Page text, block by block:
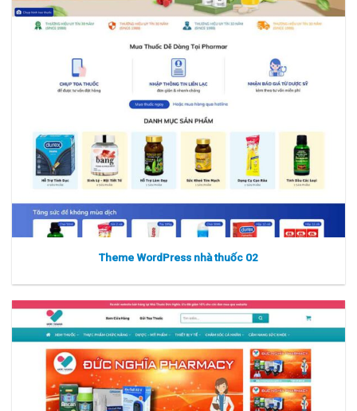
Xem chi tiết
Xem thực tế Xem chi tiết
Theme WordPress nhà thuốc 02